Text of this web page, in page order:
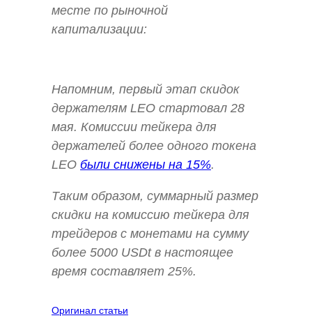
месте по рыночной
капитализации:
Напомним, первый этап скидок
держателям LEO стартовал 28
мая. Комиссии тейкера для
держателей более одного токена
LEO были снижены на 15%.
Таким образом, суммарный размер
скидки на комиссию тейкера для
трейдеров с монетами на сумму
более 5000 USDt в настоящее
время составляет 25%.
Оригинал статьи